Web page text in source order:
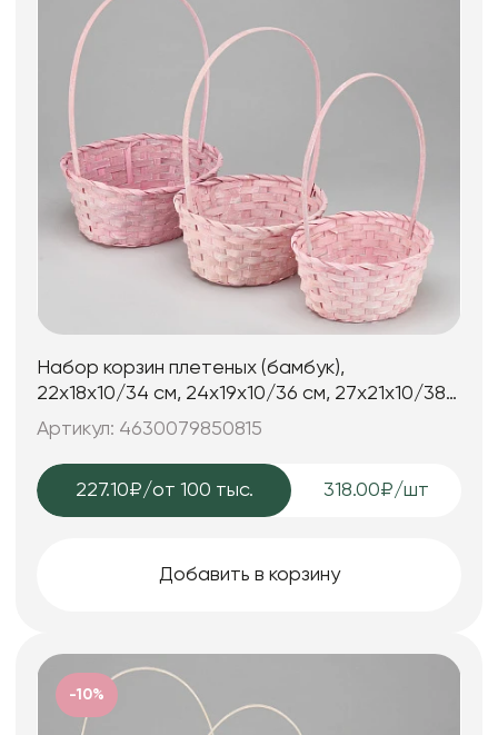
Набор корзин плетеных (бамбук),
22х18х10/34 см, 24х19х10/36 см, 27х21х10/38
см, 3 шт., светло-роз.
Артикул: 4630079850815
227.10₽/от 100 тыс. 318.00₽/шт
Добавить в корзину
-10%